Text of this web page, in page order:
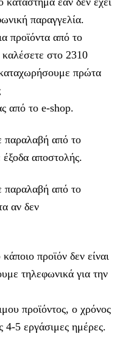
παραγγελία.
προϊόντα από το
στο 2310
πρώτα
από το e-shop.
παραλαβή από το
έξοδα αποστολής.
παραλαβή από το
αν δεν
προϊόν δεν είναι
τηλεφωνικά για την
προϊόντος, ο χρόνος
4-5 εργάσιμες ημέρες.